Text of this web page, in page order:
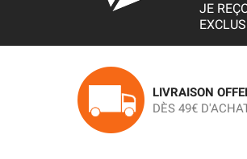
JE
LIVRAISON
DÈS 49€